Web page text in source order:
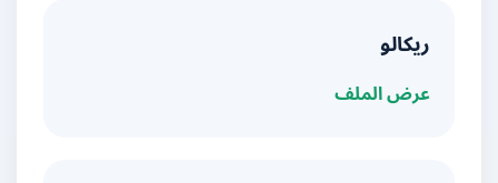
ريكالو
عرض الملف